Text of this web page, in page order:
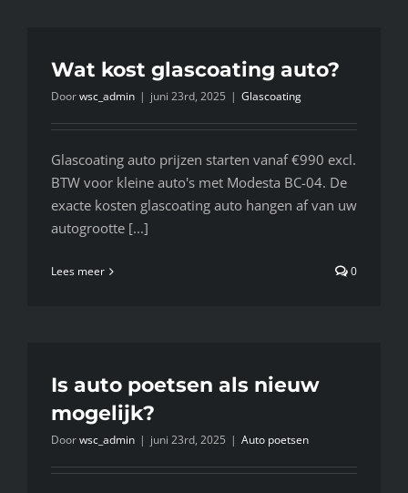
Wat kost glascoating auto?
Doorwsc_admin | juni 23rd, 2025 | Glascoating
Glascoating auto prijzen starten vanaf €990 excl.
BTW voor kleine auto's met Modesta BC-04. De
exacte kosten glascoating auto hangen af van uw
autogrootte [...]
Lees meer 0
Is auto poetsen als nieuw
mogelijk?
Doorwsc_admin | juni 23rd, 2025 | Auto poetsen